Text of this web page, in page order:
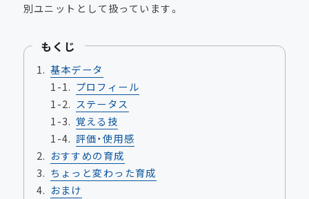
別ユニットとして扱っています。
もくじ
基本データ
プロフィール
ステータス
覚える技
評価・使用感
おすすめの育成
ちょっと変わった育成
おまけ